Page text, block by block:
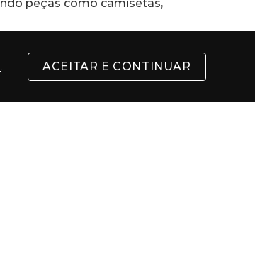
ACEITAR E CONTINUAR
peças como camisetas,